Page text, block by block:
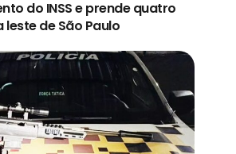
do INSS e prende quatro
de São Paulo